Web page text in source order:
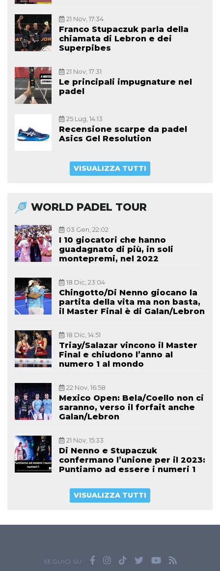
21 Nov, 17:34
Franco Stupaczuk parla della
chiamata di Lebron e dei
Superpibes
21 Nov, 17:31
Le principali impugnature nel
padel
25 Lug, 14:13
Recensione scarpe da padel
Asics Gel Resolution
VISUALIZZA TUTTI
WORLD PADEL TOUR
03 Gen, 22:02
I 10 giocatori che hanno
guadagnato di più, in soli
montepremi, nel 2022
18 Dic, 23:04
Chingotto/Di Nenno giocano la
partita della vita ma non basta,
il Master Final è di Galan/Lebron
18 Dic, 14:51
Triay/Salazar vincono il Master
Final e chiudono l’anno al
numero 1 al mondo
22 Nov, 16:58
Mexico Open: Bela/Coello non ci
saranno, verso il forfait anche
Galan/Lebron
21 Nov, 15:33
Di Nenno e Stupaczuk
confermano l’unione per il 2023:
Puntiamo ad essere i numeri 1
VISUALIZZA TUTTI
SEGUICI SU